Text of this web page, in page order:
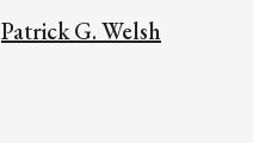
Patrick G. Welsh